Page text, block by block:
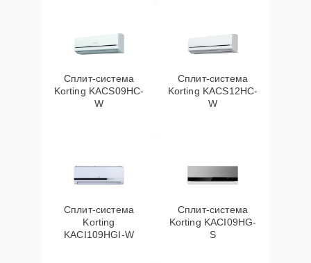
Сплит-система
Korting KACS09HC-
W
Сплит-система
Korting KACS12HC-
W
Сплит-система
Korting
KACI109HGI-W
Сплит-система
Korting KACI09HG-
S